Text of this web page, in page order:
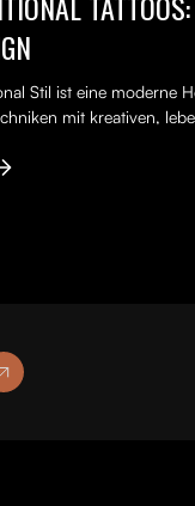
Stil ist eine moderne
mit kreativen,